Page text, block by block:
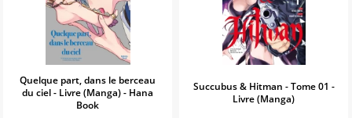
Quelque part, dans le berceau
du ciel - Livre (Manga) - Hana
Book
Succubus & Hitman - Tome 01 -
Livre (Manga)